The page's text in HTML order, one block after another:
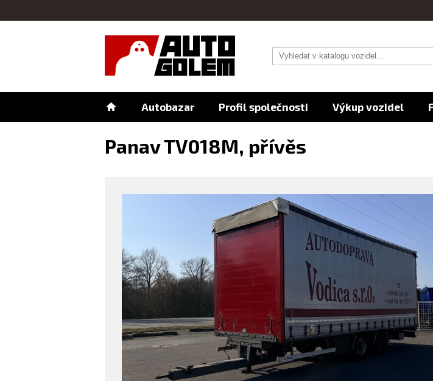
Autobazar Profil společnosti Výkup vozidel
Panav TV018M, přívěs